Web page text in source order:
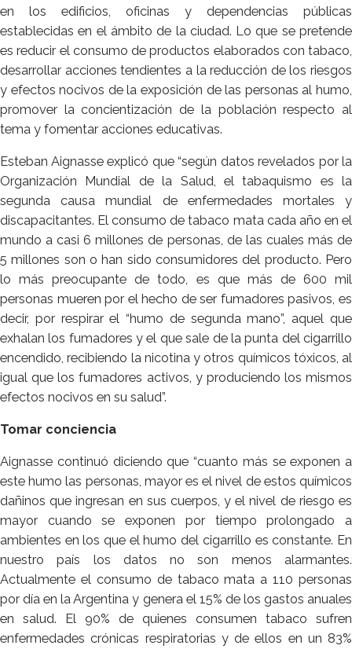
en los edificios, oficinas y dependencias públicas
establecidas en el ámbito de la ciudad. Lo que se pretende
es reducir el consumo de productos elaborados con tabaco,
desarrollar acciones tendientes a la reducción de los riesgos
y efectos nocivos de la exposición de las personas al humo,
promover la concientización de la población respecto al
tema y fomentar acciones educativas.
Esteban Aignasse explicó que “según datos revelados por la
Organización Mundial de la Salud, el tabaquismo es la
segunda causa mundial de enfermedades mortales y
discapacitantes. El consumo de tabaco mata cada año en el
mundo a casi 6 millones de personas, de las cuales más de
5 millones son o han sido consumidores del producto. Pero
lo más preocupante de todo, es que más de 600 mil
personas mueren por el hecho de ser fumadores pasivos, es
decir, por respirar el “humo de segunda mano”, aquel que
exhalan los fumadores y el que sale de la punta del cigarrillo
encendido, recibiendo la nicotina y otros químicos tóxicos, al
igual que los fumadores activos, y produciendo los mismos
efectos nocivos en su salud”.
Tomar conciencia
Aignasse continuó diciendo que “cuanto más se exponen a
este humo las personas, mayor es el nivel de estos químicos
dañinos que ingresan en sus cuerpos, y el nivel de riesgo es
mayor cuando se exponen por tiempo prolongado a
ambientes en los que el humo del cigarrillo es constante. En
nuestro país los datos no son menos alarmantes.
Actualmente el consumo de tabaco mata a 110 personas
por día en la Argentina y genera el 15% de los gastos anuales
en salud. El 90% de quienes consumen tabaco sufren
enfermedades crónicas respiratorias y de ellos en un 83%